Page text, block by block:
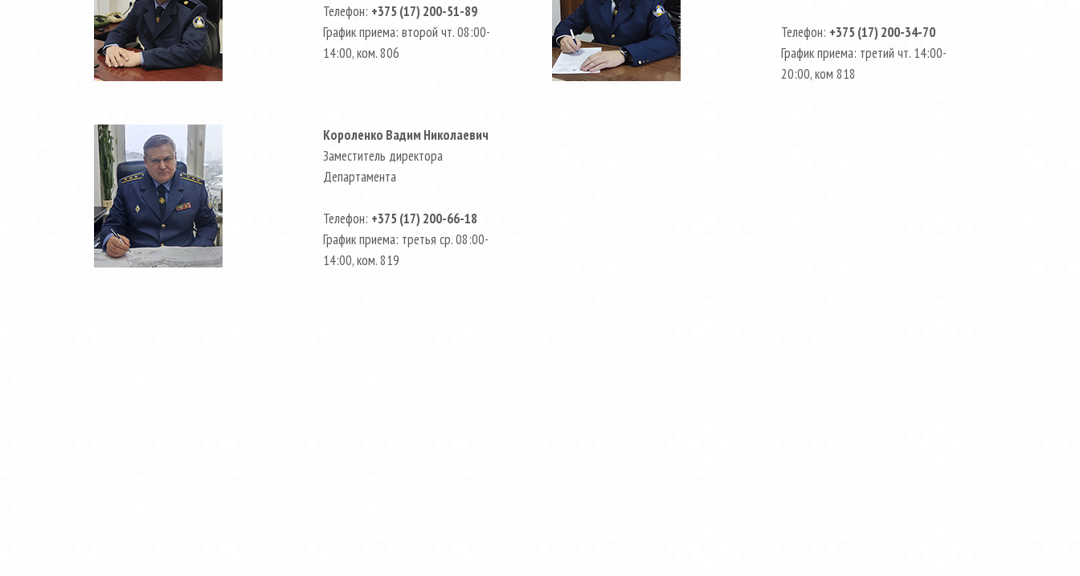
Телефон: +375 (17) 200-51-89
График приема: второй чт. 08:00-
14:00, ком. 806
Короленко Вадим Николаевич
Заместитель директора
Департамента
Телефон: +375 (17) 200-66-18
График приема: третья ср. 08:00-
14:00, ком. 819
Телефон: +375 (17) 200-34-70
График приема: третий чт. 14:00-
20:00, ком 818